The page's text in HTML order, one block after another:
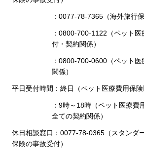
：0077-78-7365（海外旅行
：0800-700-1122（ペット
付・契約関係）
：0800-700-0600（ペット
関係）
平日受付時間：終日（ペット医療費用保険
：9時～18時（ペット医療費
全ての契約関係）
休日相談窓口：0077-78-0365（スタンダ
保険の事故受付）